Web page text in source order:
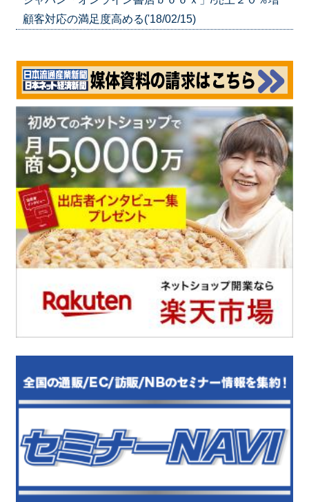
顧客対応の満足度高める('18/02/15)